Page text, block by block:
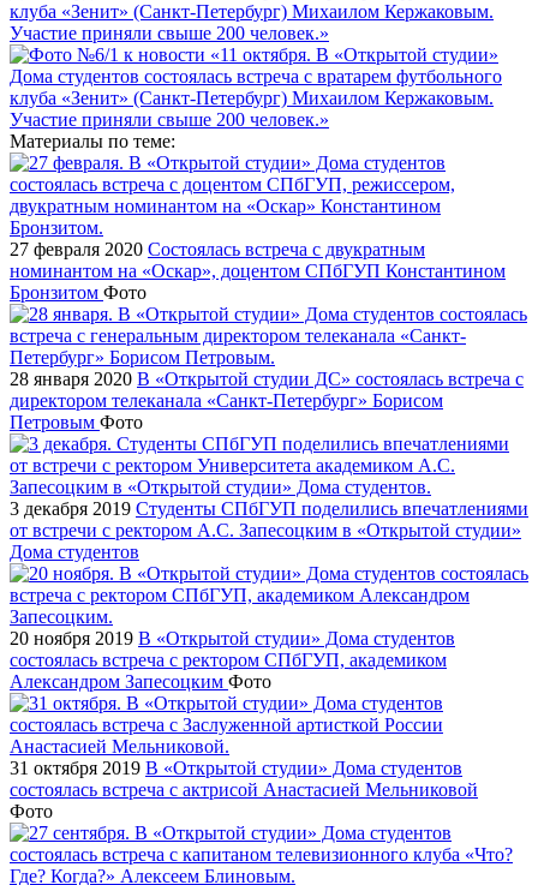
Материалы по теме:
27 февраля 2020 Состоялась встреча с двукратным
номинантом на «Оскар», доцентом СПбГУП Константином
Бронзитом Фото
28 января 2020 В «Открытой студии ДС» состоялась встреча с
директором телеканала «Санкт-Петербург» Борисом
Петровым Фото
3 декабря 2019 Студенты СПбГУП поделились впечатлениями
от встречи с ректором А.С. Запесоцким в «Открытой студии»
Дома студентов
20 ноября 2019 В «Открытой студии» Дома студентов
состоялась встреча с ректором СПбГУП, академиком
Александром Запесоцким Фото
31 октября 2019 В «Открытой студии» Дома студентов
состоялась встреча с актрисой Анастасией Мельниковой
Фото